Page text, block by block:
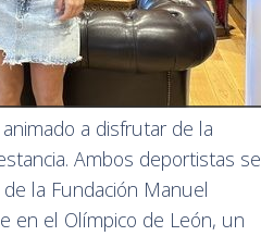
a disfrutar de la
Ambos deportistas se
la Fundación Manuel
en el Olímpico de León, un